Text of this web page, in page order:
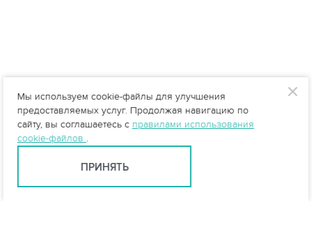
Мы используем cookie-файлы для улучшения
предоставляемых услуг. Продолжая навигацию по
сайту, вы соглашаетесь с правилами использования
cookie-файлов .
ПРИНЯТЬ